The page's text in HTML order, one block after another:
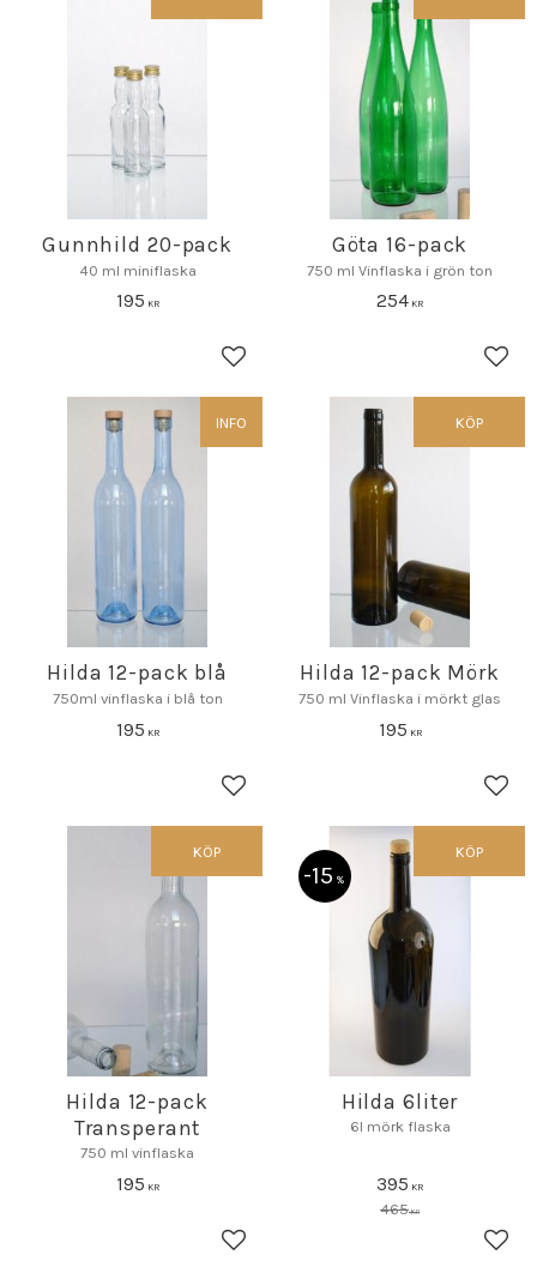
Gunnhild 20-pack
40 ml miniflaska
195 KR
Lägg till i favoriter
Göta 16-pack
750 ml Vinflaska i grön ton
254 KR
Hilda 12-pack blå
750ml vinflaska i blå ton
195 KR
Lägg till i favoriter
INFO
Hilda 12-pack Mörk
750 ml Vinflaska i mörkt glas
195 KR
KÖP
Hilda 12-pack
Transperant
750 ml vinflaska
195 KR
Lägg till i favoriter
KÖP
Hilda 6liter
6l mörk flaska
395 KR
465KR
15 %
KÖP